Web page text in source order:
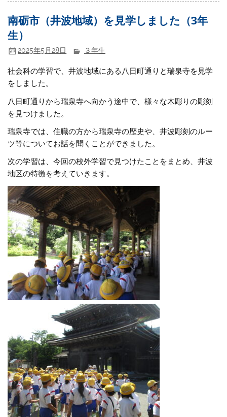
南砺市（井波地域）を見学しました（3年
生）
2025年5月28日 ３年生
社会科の学習で、井波地域にある八日町通りと瑞泉寺を見学
をしました。
八日町通りから瑞泉寺へ向かう途中で、様々な木彫りの彫刻
を見つけました。
瑞泉寺では、住職の方から瑞泉寺の歴史や、井波彫刻のルー
ツ等についてお話を聞くことができました。
次の学習は、今回の校外学習で見つけたことをまとめ、井波
地区の特徴を考えていきます。